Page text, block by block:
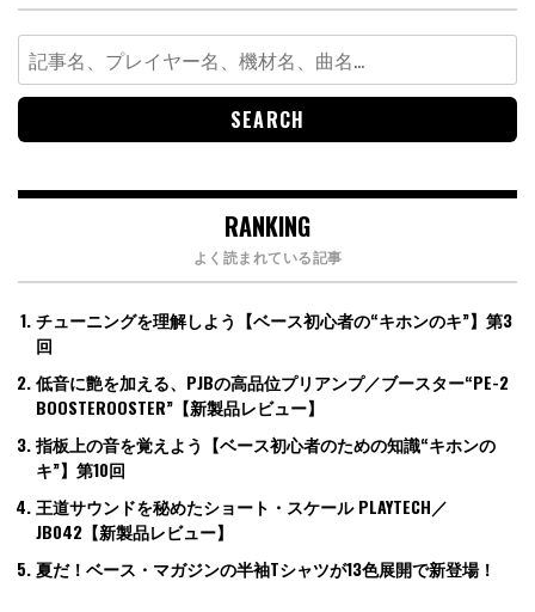
Search
for:
RANKING
よく読まれている記事
チューニングを理解しよう【ベース初心者の“キホンのキ”】第3
回
低音に艶を加える、PJBの高品位プリアンプ／ブースター“PE-2
BOOSTEROOSTER”【新製品レビュー】
指板上の音を覚えよう【ベース初心者のための知識“キホンの
キ”】第10回
王道サウンドを秘めたショート・スケール PLAYTECH／
JB042【新製品レビュー】
夏だ！ベース・マガジンの半袖Tシャツが13色展開で新登場！